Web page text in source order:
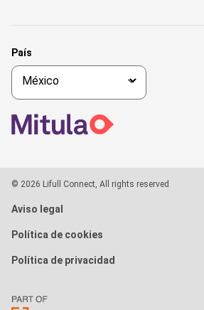
País
© 2026 Lifull Connect, All rights reserved
Aviso legal
Política de cookies
Política de privacidad